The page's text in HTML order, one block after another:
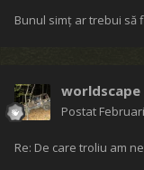
Bunul simț ar trebui să
worldscape
Postat
Re: De care troliu am